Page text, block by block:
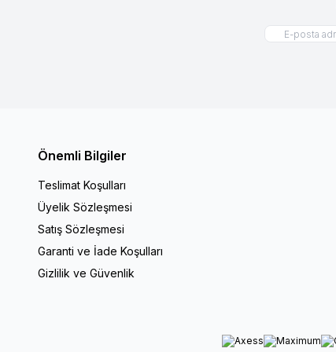
Önemli Bilgiler
Teslimat Koşulları
Üyelik Sözleşmesi
Satış Sözleşmesi
Garanti ve İade Koşulları
Gizlilik ve Güvenlik